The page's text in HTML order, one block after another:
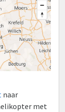
naar
met